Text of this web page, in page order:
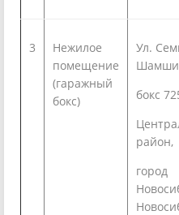
3
Нежилое
помещение
(гаражный
бокс)
Ул.
бокс
район,
город